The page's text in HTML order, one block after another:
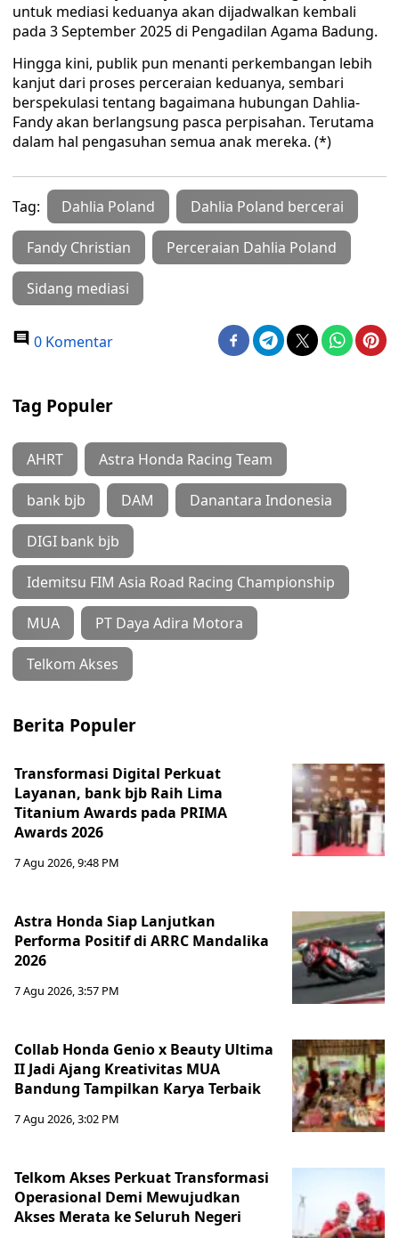
untuk mediasi keduanya akan dijadwalkan kembali
pada 3 September 2025 di Pengadilan Agama Badung.
Hingga kini, publik pun menanti perkembangan lebih
kanjut dari proses perceraian keduanya, sembari
berspekulasi tentang bagaimana hubungan Dahlia-
Fandy akan berlangsung pasca perpisahan. Terutama
dalam hal pengasuhan semua anak mereka. (*)
Tag: Dahlia Poland Dahlia Poland bercerai
Fandy Christian Perceraian Dahlia Poland
Sidang mediasi
0 Komentar
Tag Populer
AHRT Astra Honda Racing Team
bank bjb DAM Danantara Indonesia
DIGI bank bjb
Idemitsu FIM Asia Road Racing Championship
MUA PT Daya Adira Motora
Telkom Akses
Berita Populer
Transformasi Digital Perkuat
Layanan, bank bjb Raih Lima
Titanium Awards pada PRIMA
Awards 2026
7 Agu 2026, 9:48 PM
Astra Honda Siap Lanjutkan
Performa Positif di ARRC Mandalika
2026
7 Agu 2026, 3:57 PM
Collab Honda Genio x Beauty Ultima
II Jadi Ajang Kreativitas MUA
Bandung Tampilkan Karya Terbaik
7 Agu 2026, 3:02 PM
Telkom Akses Perkuat Transformasi
Operasional Demi Mewujudkan
Akses Merata ke Seluruh Negeri